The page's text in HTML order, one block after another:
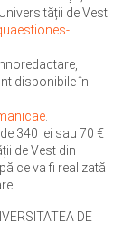
de Vest
disponibile în
340 lei sau 70 €
de Vest din
ce va fi realizată
DE